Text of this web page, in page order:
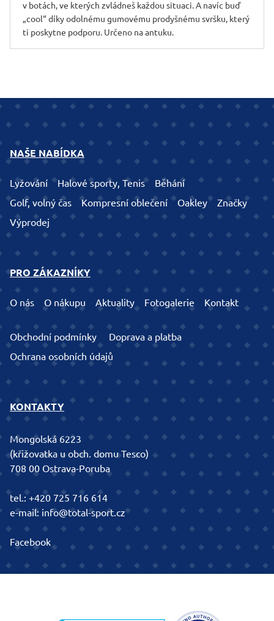
v botách, ve kterých zvládneš každou situaci. A navíc buď
„cool“ díky odolnému gumovému prodyšnému svršku, který
ti poskytne podporu. Určeno na antuku.
NAŠE NABÍDKA
Lyžování Halové sporty, Tenis
Běhání
Golf, volný čas
Kompresní oblečení Oakley
Značky
Výprodej
PRO ZÁKAZNÍKY
O nás O nákupu Aktuality Fotogalerie Kontakt
Obchodní podmínky
Doprava a platba
Ochrana osobních údajů
KONTAKTY
Mongolská 6223
(křižovatka u obch. domu Tesco)
708 00 Ostrava-Poruba
tel.:+420 725 716 614
e-mail: info@total-sport.cz
Facebook